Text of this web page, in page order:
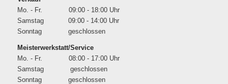
Mo. - Fr. 09:00 - 18:00 Uhr
Samstag 09:00 - 14:00 Uhr
Sonntag geschlossen
Meisterwerkstatt/Service
Mo. - Fr. 08:00 - 17:00 Uhr
Samstag geschlossen
Sonntag geschlossen